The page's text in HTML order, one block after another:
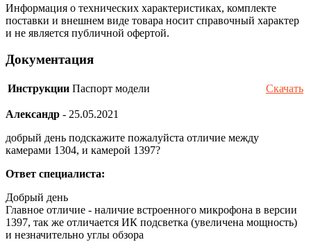
Информация о технических характеристиках, комплекте
поставки и внешнем виде товара носит справочный характер
и не является публичной офертой.
Документация
Инструкции Паспорт модели Скачать
Александр - 25.05.2021
добрый день подскажите пожалуйста отличие между
камерами 1304, и камерой 1397?
Ответ специалиста:
Добрый день
Главное отличие - наличие встроенного микрофона в версии
1397, так же отличается ИК подсветка (увеличена мощность)
и незначительно углы обзора